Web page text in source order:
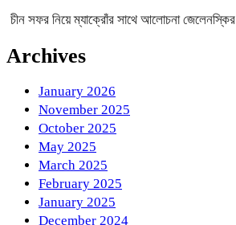
চীন সফর নিয়ে ম্যাক্রোঁর সাথে আলোচনা জেলেনস্কির
Archives
January 2026
November 2025
October 2025
May 2025
March 2025
February 2025
January 2025
December 2024